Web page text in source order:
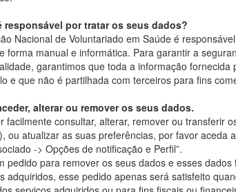
responsável por tratar os seus dados?
Nacional de Voluntariado em Saúde é
forma manual e informática. Para garantir a
garantimos que toda a informação
e que não é partilhada com terceiros para fins
alterar ou remover os seus dados.
facilmente consultar, alterar, remover ou transferir
ou atualizar as suas preferências, por favor aceda
-> Opções de notificação e Perfil”.
pedido para remover os seus dados e esses
adquiridos, esse pedido apenas será satisfeito